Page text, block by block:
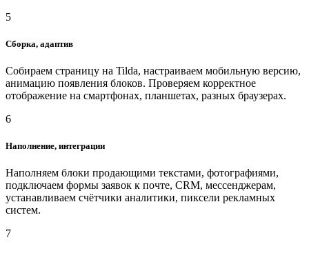
5
Сборка, адаптив
Собираем страницу на Tilda, настраиваем мобильную версию,
анимацию появления блоков. Проверяем корректное
отображение на смартфонах, планшетах, разных браузерах.
6
Наполнение, интеграции
Наполняем блоки продающими текстами, фотографиями,
подключаем формы заявок к почте, CRM, мессенджерам,
устанавливаем счётчики аналитики, пиксели рекламных
систем.
7